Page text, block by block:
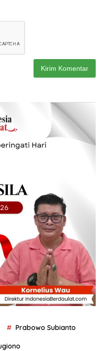
Prabowo Subianto